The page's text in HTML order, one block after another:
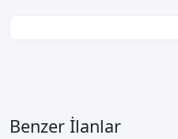
Benzer İlanlar